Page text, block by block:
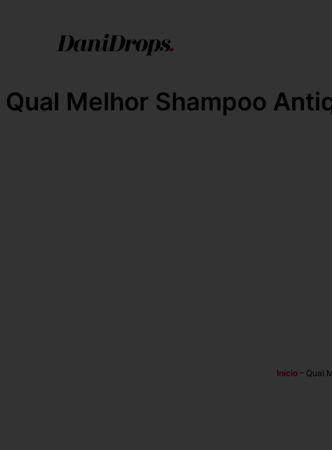
Qual Melhor Shampoo
Início– Qual